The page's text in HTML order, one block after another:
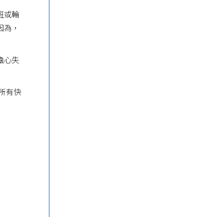
或輪
，
心失
有快